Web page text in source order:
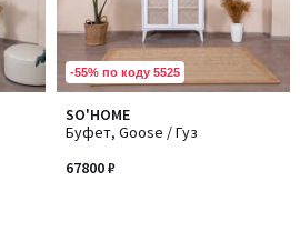
-55% по коду 5525
SO'HOME
Буфет, Goose / Гуз
67800 ₽